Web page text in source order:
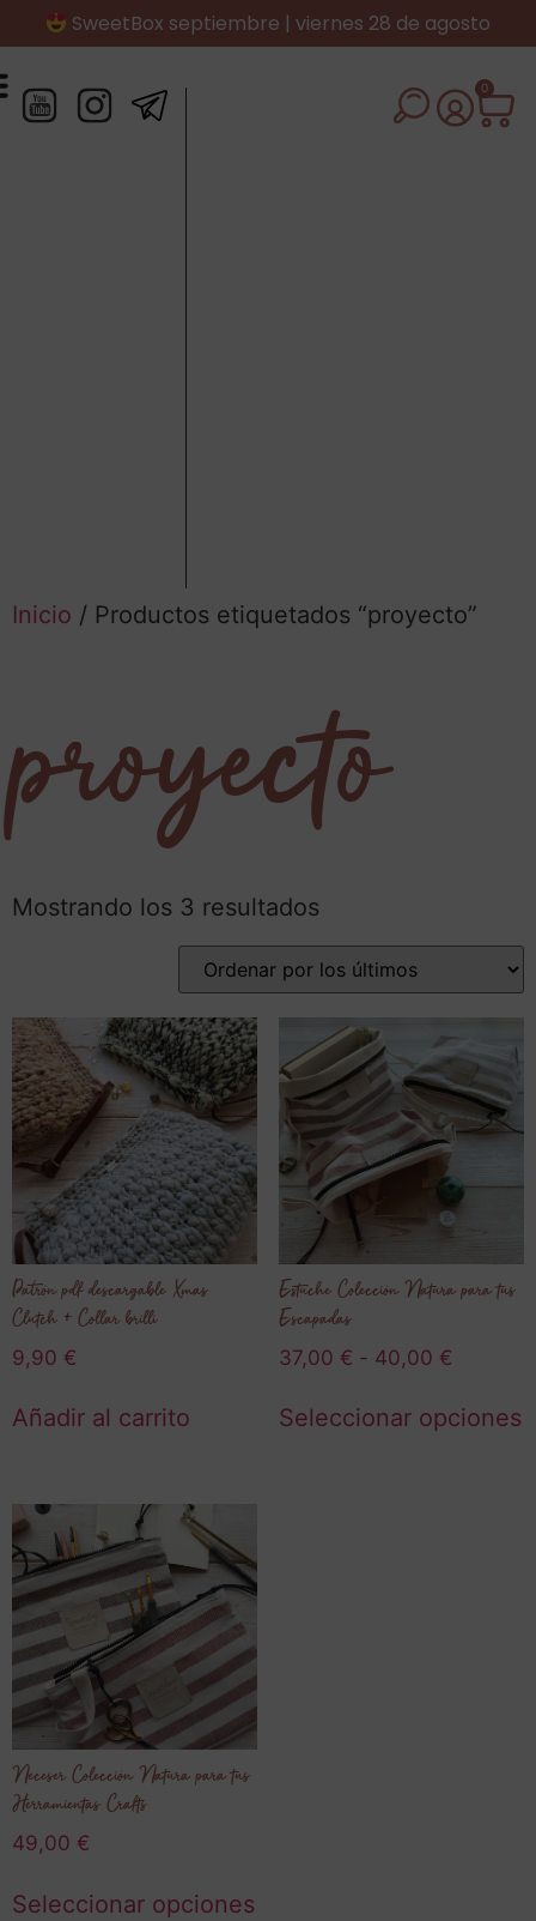
SweetBox septiembre | viernes 28 de agosto
0
Inicio / Productos etiquetados “proyecto”
proyecto
Mostrando los 3 resultados
Patrón pdf descargable Xmas
Clutch + Collar brilli
9,90 €
Añadir al carrito
Estuche Colección Natura para tus
Escapadas
37,00 € - 40,00 €
Seleccionar opciones
Neceser Colección Natura para tus
Herramientas Crafts
49,00 €
Seleccionar opciones